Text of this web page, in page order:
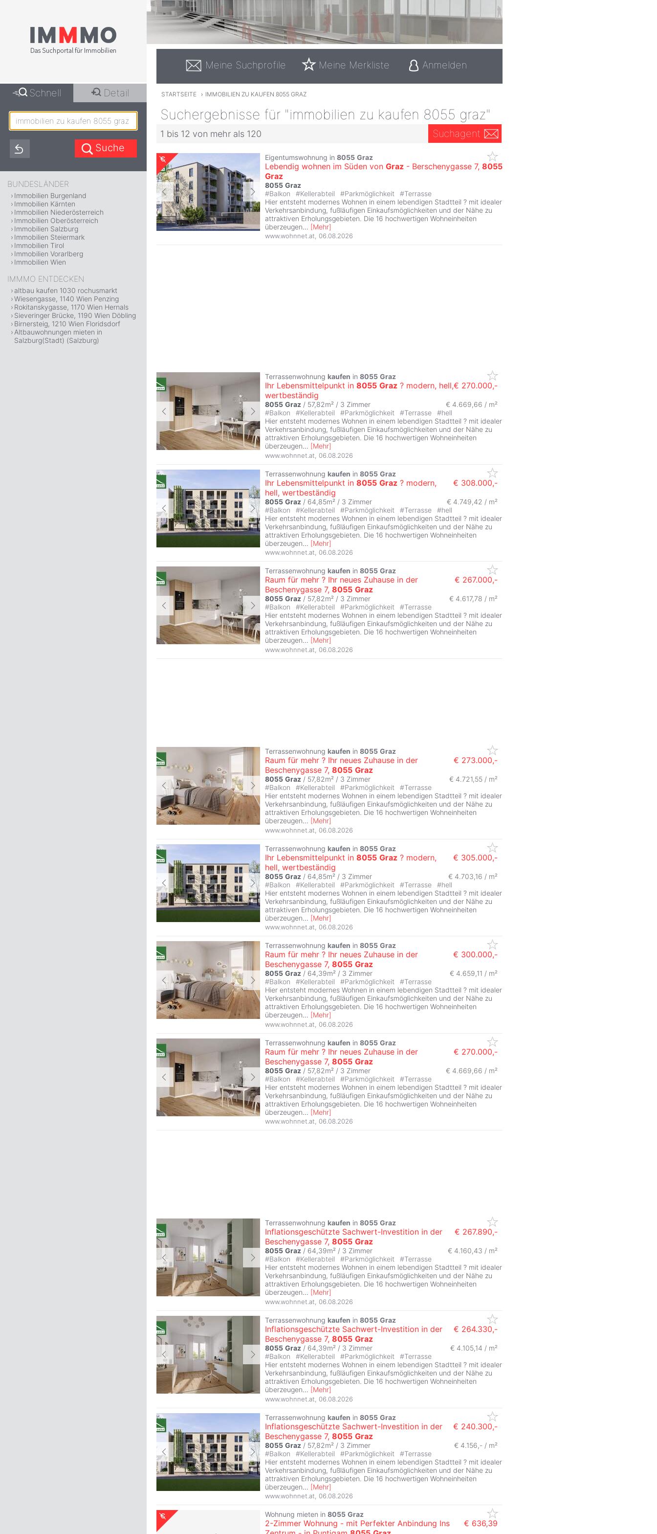
Meine Suchprofile Meine Merkliste Anmelden
STARTSEITE › IMMOBILIEN ZU KAUFEN 8055 GRAZ
Suchergebnisse für "immobilien zu kaufen 8055 graz"
1 bis 12 von mehr als 120 Suchagent
Eigentumswohnung in 8055 Graz
Lebendig wohnen im Süden von Graz - Berschenygasse 7, 8055
Graz
8055 Graz
#Balkon #Kellerabteil #Parkmöglichkeit #Terrasse
Hier entsteht modernes Wohnen in einem lebendigen Stadtteil ? mit idealer
Verkehrsanbindung, fußläufigen Einkaufsmöglichkeiten und der Nähe zu
attraktiven Erholungsgebieten. Die 16 hochwertigen Wohneinheiten
überzeugen... [Mehr]
www.wohnnet.at 06.08.2026
Terrassenwohnung kaufen in 8055 Graz
Ihr Lebensmittelpunkt in 8055 Graz ? modern, hell,
wertbeständig
€ 270.000,-
8055 Graz / 57,82m² / 3 Zimmer € 4.669,66 / m²
#Balkon #Kellerabteil #Parkmöglichkeit #Terrasse #hell
Hier entsteht modernes Wohnen in einem lebendigen Stadtteil ? mit idealer
Verkehrsanbindung, fußläufigen Einkaufsmöglichkeiten und der Nähe zu
attraktiven Erholungsgebieten. Die 16 hochwertigen Wohneinheiten
überzeugen... [Mehr]
www.wohnnet.at 06.08.2026
Terrassenwohnung kaufen in 8055 Graz
Ihr Lebensmittelpunkt in 8055 Graz ? modern,
hell, wertbeständig
€ 308.000,-
8055 Graz / 64,85m² / 3 Zimmer € 4.749,42 / m²
#Balkon #Kellerabteil #Parkmöglichkeit #Terrasse #hell
Hier entsteht modernes Wohnen in einem lebendigen Stadtteil ? mit idealer
Verkehrsanbindung, fußläufigen Einkaufsmöglichkeiten und der Nähe zu
attraktiven Erholungsgebieten. Die 16 hochwertigen Wohneinheiten
überzeugen... [Mehr]
www.wohnnet.at, 06.08.2026
Terrassenwohnung kaufen in 8055 Graz
Raum für mehr ? Ihr neues Zuhause in der
Beschenygasse 7, 8055 Graz
€ 267.000,-
8055 Graz / 57,82m² / 3 Zimmer € 4.617,78 / m²
#Balkon #Kellerabteil #Parkmöglichkeit #Terrasse
Hier entsteht modernes Wohnen in einem lebendigen Stadtteil ? mit idealer
Verkehrsanbindung, fußläufigen Einkaufsmöglichkeiten und der Nähe zu
attraktiven Erholungsgebieten. Die 16 hochwertigen Wohneinheiten
überzeugen... [Mehr]
www.wohnnet.at 06.08.2026
Terrassenwohnung kaufen in 8055 Graz
Raum für mehr ? Ihr neues Zuhause in der
Beschenygasse 7, 8055 Graz
€ 273.000,-
8055 Graz / 57,82m² / 3 Zimmer € 4.721,55 / m²
#Balkon #Kellerabteil #Parkmöglichkeit #Terrasse
Hier entsteht modernes Wohnen in einem lebendigen Stadtteil ? mit idealer
Verkehrsanbindung, fußläufigen Einkaufsmöglichkeiten und der Nähe zu
attraktiven Erholungsgebieten. Die 16 hochwertigen Wohneinheiten
überzeugen... [Mehr]
www.wohnnet.at 06.08.2026
Terrassenwohnung kaufen in 8055 Graz
Ihr Lebensmittelpunkt in 8055 Graz ? modern,
hell, wertbeständig
€ 305.000,-
8055 Graz / 64,85m² / 3 Zimmer € 4.703,16 / m²
#Balkon #Kellerabteil #Parkmöglichkeit #Terrasse #hell
Hier entsteht modernes Wohnen in einem lebendigen Stadtteil ? mit idealer
Verkehrsanbindung, fußläufigen Einkaufsmöglichkeiten und der Nähe zu
attraktiven Erholungsgebieten. Die 16 hochwertigen Wohneinheiten
überzeugen... [Mehr]
www.wohnnet.at 06.08.2026
Terrassenwohnung kaufen in 8055 Graz
Raum für mehr ? Ihr neues Zuhause in der
Beschenygasse 7, 8055 Graz
€ 300.000,-
8055 Graz / 64,39m² / 3 Zimmer € 4.659,11 / m²
#Balkon #Kellerabteil #Parkmöglichkeit #Terrasse
Hier entsteht modernes Wohnen in einem lebendigen Stadtteil ? mit idealer
Verkehrsanbindung, fußläufigen Einkaufsmöglichkeiten und der Nähe zu
attraktiven Erholungsgebieten. Die 16 hochwertigen Wohneinheiten
überzeugen... [Mehr]
www.wohnnet.at 06.08.2026
Terrassenwohnung kaufen in 8055 Graz
Raum für mehr ? Ihr neues Zuhause in der
Beschenygasse 7, 8055 Graz
€ 270.000,-
8055 Graz / 57,82m² / 3 Zimmer € 4.669,66 / m²
#Balkon #Kellerabteil #Parkmöglichkeit #Terrasse
Hier entsteht modernes Wohnen in einem lebendigen Stadtteil ? mit idealer
Verkehrsanbindung, fußläufigen Einkaufsmöglichkeiten und der Nähe zu
attraktiven Erholungsgebieten. Die 16 hochwertigen Wohneinheiten
überzeugen... [Mehr]
www.wohnnet.at, 06.08.2026
Terrassenwohnung kaufen in 8055 Graz
Inflationsgeschützte Sachwert-Investition in der
Beschenygasse 7, 8055 Graz
€ 267.890,-
8055 Graz / 64,39m² / 3 Zimmer € 4.160,43 / m²
#Balkon #Kellerabteil #Parkmöglichkeit #Terrasse
Hier entsteht modernes Wohnen in einem lebendigen Stadtteil ? mit idealer
Verkehrsanbindung, fußläufigen Einkaufsmöglichkeiten und der Nähe zu
attraktiven Erholungsgebieten. Die 16 hochwertigen Wohneinheiten
überzeugen... [Mehr]
www.wohnnet.at 06.08.2026
Terrassenwohnung kaufen in 8055 Graz
Inflationsgeschützte Sachwert-Investition in der
Beschenygasse 7, 8055 Graz
€ 264.330,-
8055 Graz / 64,39m² / 3 Zimmer € 4.105,14 / m²
#Balkon #Kellerabteil #Parkmöglichkeit #Terrasse
Hier entsteht modernes Wohnen in einem lebendigen Stadtteil ? mit idealer
Verkehrsanbindung, fußläufigen Einkaufsmöglichkeiten und der Nähe zu
attraktiven Erholungsgebieten. Die 16 hochwertigen Wohneinheiten
überzeugen... [Mehr]
www.wohnnet.at 06.08.2026
Terrassenwohnung kaufen in 8055 Graz
Inflationsgeschützte Sachwert-Investition in der
Beschenygasse 7, 8055 Graz
€ 240.300,-
8055 Graz / 57,82m² / 3 Zimmer € 4.156,- / m²
#Balkon #Kellerabteil #Parkmöglichkeit #Terrasse
Hier entsteht modernes Wohnen in einem lebendigen Stadtteil ? mit idealer
Verkehrsanbindung, fußläufigen Einkaufsmöglichkeiten und der Nähe zu
attraktiven Erholungsgebieten. Die 16 hochwertigen Wohneinheiten
überzeugen... [Mehr]
www.wohnnet.at 06.08.2026
Wohnung mieten in 8055 Graz
2-Zimmer Wohnung - mit Perfekter Anbindung Ins
€ 636,39
Schnell Detail
BUNDESLÄNDER
Immobilien Burgenland
Immobilien Kärnten
Immobilien Niederösterreich
Immobilien Oberösterreich
Immobilien Salzburg
Immobilien Steiermark
Immobilien Tirol
Immobilien Vorarlberg
Immobilien Wien
IMMMO ENTDECKEN
altbau kaufen 1030 rochusmarkt
Wiesengasse, 1140 Wien Penzing
Rokitanskygasse, 1170 Wien Hernals
Sieveringer Brücke, 1190 Wien Döbling
Birnersteig, 1210 Wien Floridsdorf
Altbauwohnungen mieten in
Salzburg(Stadt) (Salzburg)